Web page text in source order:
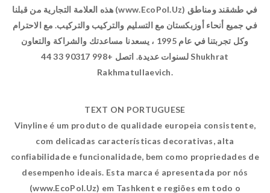
هذه العلامة التجارية من قبلنا (www.EcoPol.Uz) في طشقند ومناطق
في جميع أنحاء أوزبكستان مع التسليم والتركيب والتركيب. مع الاحترام
وكل تجربتنا في عام 1995 ، يسعدنا مساعدتك والشراكة والتعاون
لسنوات عديدة. اتصل +998 90317 33 44 Shukhrat
Rakhmatullaevich.
TEXT ON PORTUGUESE
Vinyline é um produto de qualidade europeia consistente,
com delicadas características decorativas, alta
confiabilidade e funcionalidade, bem como propriedades de
desempenho ideais. Esta marca é apresentada por nós
(www.EcoPol.Uz) em Tashkent e regiões em todo o